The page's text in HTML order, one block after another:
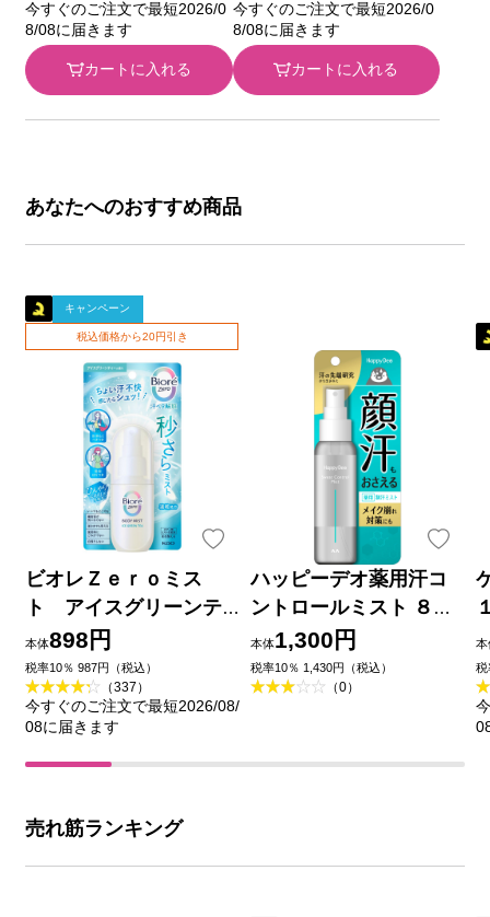
今すぐのご注文で最短2026/0
8/08に届きます
カートに入れる
今すぐのご注文で最短2026/0
8/08に届きます
カートに入れる
あなたへのおすすめ商品
キャンペーン
税込価格から20円引き
ビオレＺｅｒｏミス
ト アイスグリーンテ
ィーの香り ６０ｍＬ 花
王
本体898円
税率10％ 987円（税込）
（337）
今すぐのご注文で最短2026/08/
08に届きます
ハッピーデオ薬用汗コ
ントロールミスト ８０
ｍｌ マンダム (医薬部外
品)
本体1,300円
税率10％ 1,430円（税込）
（0）
本
税
売れ筋ランキング